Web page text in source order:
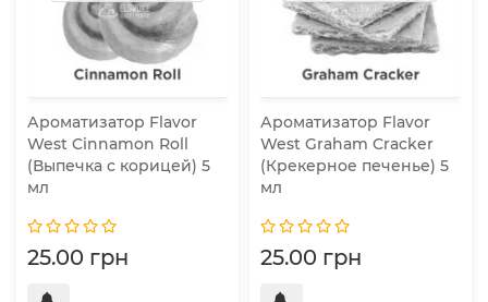
Ароматизатор Flavor
West Cinnamon Roll
(Выпечка с корицей) 5
мл
25.00 грн
Ароматизатор Flavor
West Graham Cracker
(Крекерное печенье) 5
мл
25.00 грн